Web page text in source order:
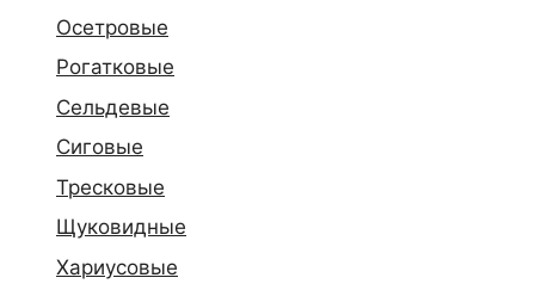
Осетровые
Рогатковые
Сельдевые
Сиговые
Тресковые
Щуковидные
Хариусовые